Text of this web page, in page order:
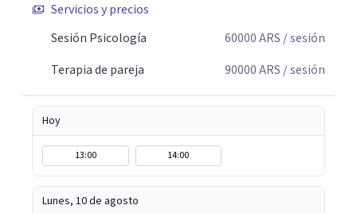
Servicios y precios
Sesión Psicología
60000ARS / sesión
Terapia de pareja
90000ARS / sesión
Hoy
13:00 14:00
Lunes, 10 de agosto